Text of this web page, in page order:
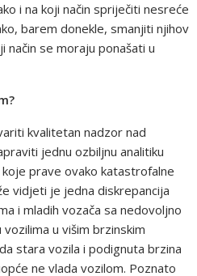
i na koji način spriječiti nesreće
barem donekle, smanjiti njihov
način se moraju ponašati u
kvalitetan nadzor nad
jednu ozbiljnu analitiku
prave ovako katastrofalne
vidjeti je jedna diskrepancija
i mladih vozača sa nedovoljno
u višim brzinskim
stara vozila i podignuta brzina
ne vlada vozilom. Poznato